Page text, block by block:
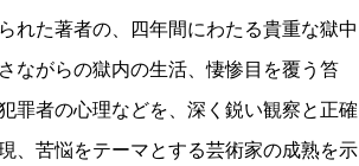
れた著者の、四年間にわたる貴重な獄中
ながらの獄内の生活、悽惨目を覆う笞
罪者の心理などを、深く鋭い観察と正確
、苦悩をテーマとする芸術家の成熟を示